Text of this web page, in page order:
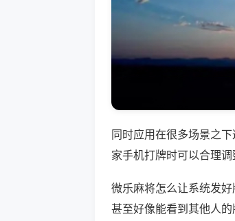
同时应用在很多场景之
家手机打牌时可以合理
微乐麻将怎么让系统发
甚至好像能看到其他人